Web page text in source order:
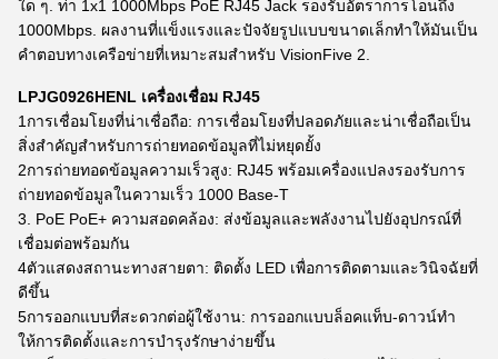
ใด ๆ. ท่า 1x1 1000Mbps PoE RJ45 Jack รองรับอัตราการโอนถึง
1000Mbps. ผลงานที่แข็งแรงและปัจจัยรูปแบบขนาดเล็กทําให้มันเป็น
คําตอบทางเครือข่ายที่เหมาะสมสําหรับ VisionFive 2.
LPJG0926HENL เครื่องเชื่อม RJ45
1การเชื่อมโยงที่น่าเชื่อถือ: การเชื่อมโยงที่ปลอดภัยและน่าเชื่อถือเป็น
สิ่งสําคัญสําหรับการถ่ายทอดข้อมูลที่ไม่หยุดยั้ง
2การถ่ายทอดข้อมูลความเร็วสูง: RJ45 พร้อมเครื่องแปลงรองรับการ
ถ่ายทอดข้อมูลในความเร็ว 1000 Base-T
3. PoE PoE+ ความสอดคล้อง: ส่งข้อมูลและพลังงานไปยังอุปกรณ์ที่
เชื่อมต่อพร้อมกัน
4ตัวแสดงสถานะทางสายตา: ติดตั้ง LED เพื่อการติดตามและวินิจฉัยที่
ดีขึ้น
5การออกแบบที่สะดวกต่อผู้ใช้งาน: การออกแบบล็อคแท็บ-ดาวน์ทํา
ให้การติดตั้งและการบํารุงรักษาง่ายขึ้น